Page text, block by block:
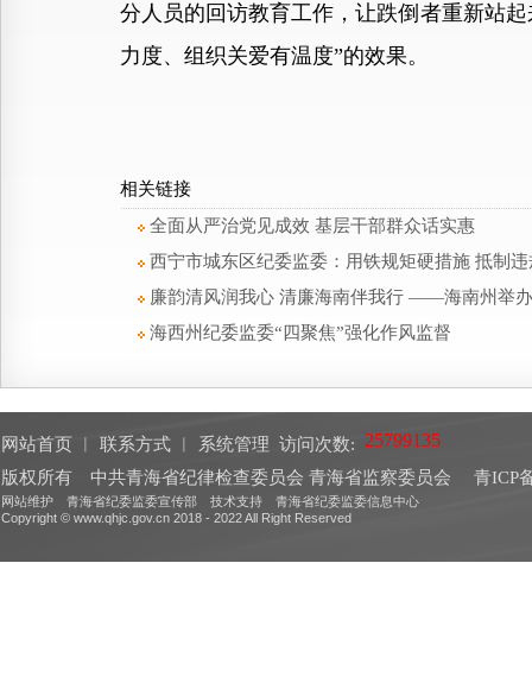
分人员的回访教育工作，让跌倒者重新站
力度、组织关爱有温度”的效果。
相关链接
全面从严治党见成效 基层干部群众话实惠
西宁市城东区纪委监委：用铁规矩硬措施 抵制
廉韵清风润我心 清廉海南伴我行 ——海南州举
海西州纪委监委“四聚焦”强化作风监督
网站首页 联系方式 系统管理 访问次数:
版权所有 中共青海省纪律检查委员会 青海省监察委员会
青ICP
网站维护 青海省纪委监委宣传部 技术支持 青海省纪委监委信息中心
Copyright © www.qhjc.gov.cn 2018 - 2022 All Right Reserved